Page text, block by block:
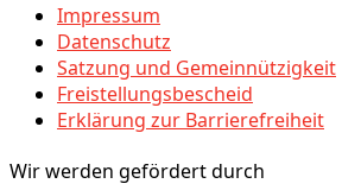
Impressum
Datenschutz
Satzung und Gemeinnützigkeit
Freistellungsbescheid
Erklärung zur Barrierefreiheit
Wir werden gefördert durch